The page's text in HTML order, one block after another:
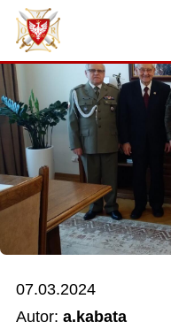
AKTUALNOŚCI
O ZWIĄZKU
DOKUMENTY
WŁADZE
RELACJE FILMOWE
KONKURSY
07.03.2024
Autor: a.kabata